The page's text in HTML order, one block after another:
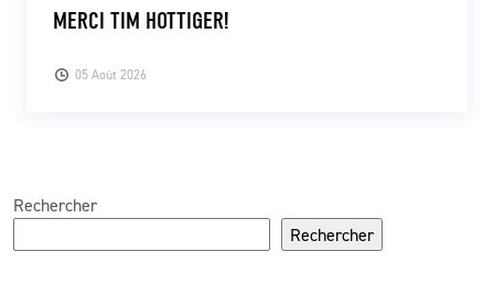
05 Août 2026
MERCI TIM HOTTIGER!
Rechercher
Rechercher